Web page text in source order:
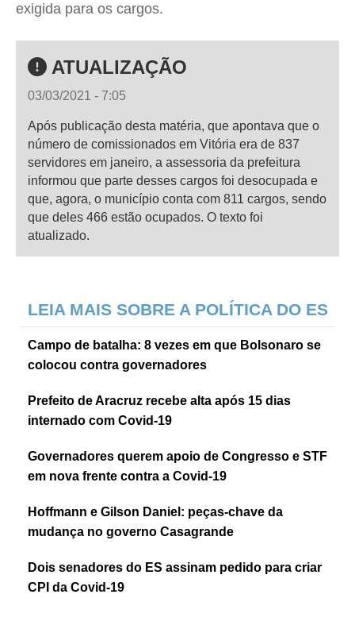
exigida para os cargos.
ATUALIZAÇÃO
03/03/2021 - 7:05
Após publicação desta matéria, que apontava que o
número de comissionados em Vitória era de 837
servidores em janeiro, a assessoria da prefeitura
informou que parte desses cargos foi desocupada e
que, agora, o município conta com 811 cargos, sendo
que deles 466 estão ocupados. O texto foi
atualizado.
LEIA MAIS SOBRE A POLÍTICA DO ES
Campo de batalha: 8 vezes em que Bolsonaro se
colocou contra governadores
Prefeito de Aracruz recebe alta após 15 dias
internado com Covid-19
Governadores querem apoio de Congresso e STF
em nova frente contra a Covid-19
Hoffmann e Gilson Daniel: peças-chave da
mudança no governo Casagrande
Dois senadores do ES assinam pedido para criar
CPI da Covid-19